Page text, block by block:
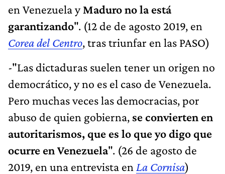
en Venezuela yMaduro no la está
garantizando". (12 de de agosto 2019, en
Corea del Centro, tras triunfar en las PASO)
-"Las dictaduras suelen tener un origen no
democrático, y no es el caso de Venezuela.
Pero muchas veces las democracias, por
abuso de quien gobierna, se convierten en
autoritarismos, que es lo que yo digo que
ocurre en Venezuela". (26 de agosto de
2019, en una entrevista en La Cornisa)